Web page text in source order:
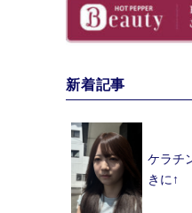
新着記事
ケラチ
きに↑